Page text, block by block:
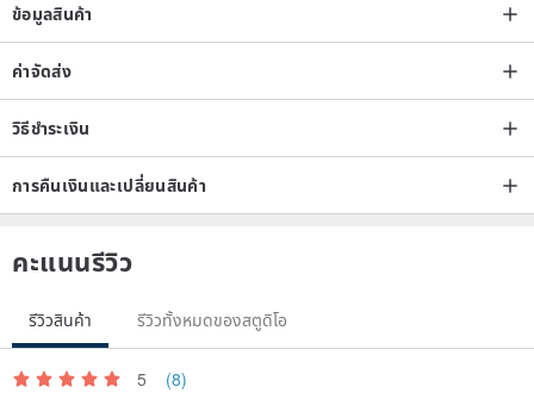
ข้อมูลสินค้า
ค่าจัดส่ง
วิธีชำระเงิน
การคืนเงินและเปลี่ยนสินค้า
คะแนนรีวิว
รีวิวสินค้า รีวิวทั้งหมดของสตูดิโอ
5 (8)